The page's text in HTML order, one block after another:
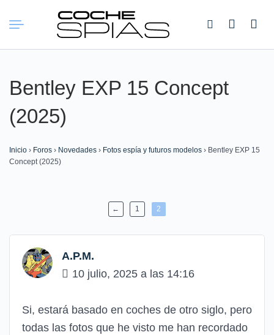
Buscar:
Bentley EXP 15 Concept
(2025)
Inicio › Foros › Novedades › Fotos espía y futuros modelos › Bentley EXP 15
Concept (2025)
← 1 2
A.P.M.
10 julio, 2025 a las 14:16
Si, estará basado en coches de otro siglo, pero
todas las fotos que he visto me han recordado